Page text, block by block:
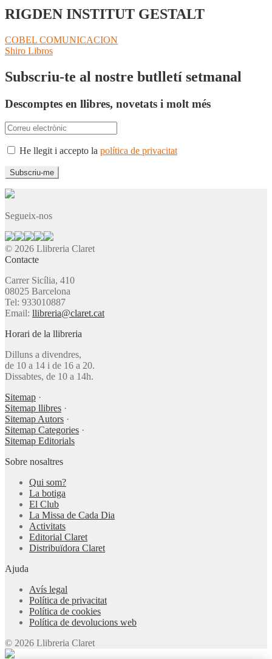
RIGDEN INSTITUT GESTALT
Navegació
d'entrades
Entrada
anterior:
COBEL COMUNICACION
Pròxima
Shiro Libros
Subscriu-te al nostre butlletí setmanal
Descomptes en llibres, novetats i molt més
He llegit i accepto la política de privacitat
Segueix-nos
© 2026 Llibreria Claret
Contacte
Carrer Sicília, 410
08025 Barcelona
Tel: 933010887
Email: llibreria@claret.cat
Horari de la llibreria
Dilluns a divendres,
de 10 a 14 i de 16 a 20.
Dissabtes, de 10 a 14h.
Sitemap ·
Sitemap llibres ·
Sitemap Autors ·
Sitemap Categories ·
Sitemap Editorials
Sobre nosaltres
Qui som?
La botiga
El Club
La Missa de Cada Dia
Activitats
Editorial Claret
Distribuïdora Claret
Ajuda
Avís legal
Política de privacitat
Política de cookies
Política de devolucions web
© 2026 Llibreria Claret